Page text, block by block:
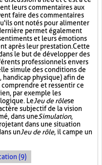
leurs commentaires aux
faire des commentaires
ont notés pour alimenter
permet également
et leurs émotions
après leur prestation. Cette
le but de développer des
professionnels envers
simule des conditions de
handicap physique) afin de
et ressentir ce
par exemple les
LeJeu de rôlese
subjectif de la vision
dans uneSimulation,
dans une situation
unJeu de rôle, il campe un
(9)